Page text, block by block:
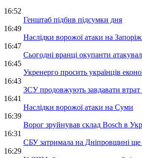
16:52
Генштаб підбив підсумки дня
16:49
Наслідки ворожої атаки на
16:47
Сьогодні вранці окупанти
16:45
Укренерго просить українців
16:43
ЗСУ продовжують завдавати втрат
16:41
Наслідки ворожої атаки на Суми
16:39
Ворог зруйнував склад Bosch в
16:31
СБУ затримала на Дніпровщині ще
16:29